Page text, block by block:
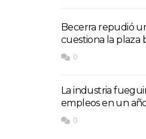
Becerra repudió
cuestiona la plaza
0
La industria
empleos en un
0